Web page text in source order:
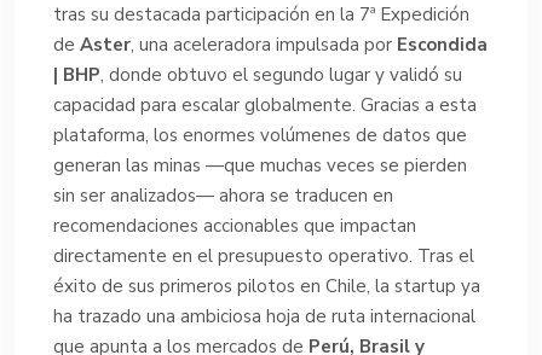
tras su destacada participación en la 7ª Expedición
de Aster, una aceleradora impulsada por Escondida
| BHP, donde obtuvo el segundo lugar y validó su
capacidad para escalar globalmente. Gracias a esta
plataforma, los enormes volúmenes de datos que
generan las minas —que muchas veces se pierden
sin ser analizados— ahora se traducen en
recomendaciones accionables que impactan
directamente en el presupuesto operativo. Tras el
éxito de sus primeros pilotos en Chile, la startup ya
ha trazado una ambiciosa hoja de ruta internacional
que apunta a los mercados de Perú, Brasil y